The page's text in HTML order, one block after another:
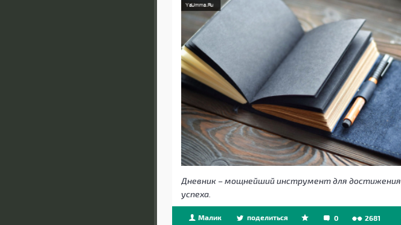
Дневник – мощнейший инструмент для достижения
успеха.
Малик поделиться 0
2681